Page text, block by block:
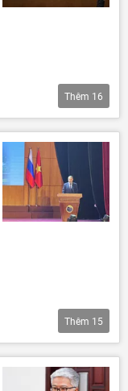
Thêm 16
Thêm 15